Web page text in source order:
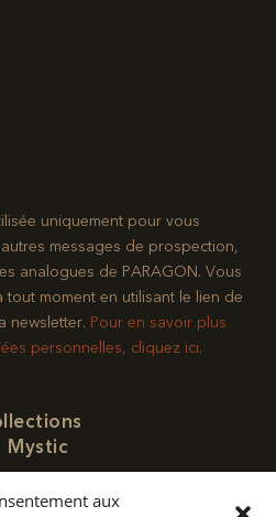
aux
uniquement pour vous
messages de prospection,
analogues de PARAGON. Vous
moment en utilisant le lien de
newsletter.​ Pour en savoir plus
personnelles, cliquez ici.
Mystic